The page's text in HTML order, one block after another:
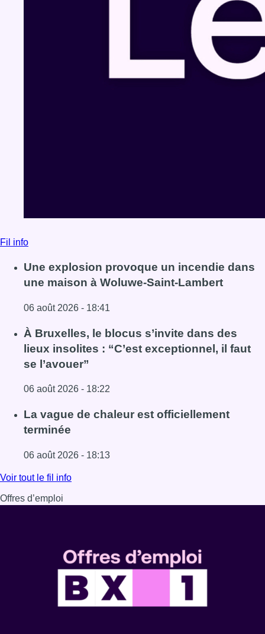
Fil info
Une explosion provoque un incendie dans
une maison à Woluwe-Saint-Lambert
06 août 2026 - 18:41
Lire l'article Une explosion provoque un incendie dans
À Bruxelles, le blocus s’invite dans des
lieux insolites : “C’est exceptionnel, il faut
se l’avouer”
06 août 2026 - 18:22
Lire l'article À Bruxelles, le blocus s’invite dans des lieux
La vague de chaleur est officiellement
terminée
06 août 2026 - 18:13
Lire l'article La vague de chaleur est officiellement
Voir tout le fil info
Offres d’emploi